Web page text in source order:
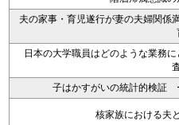
夫の家事・育児遂行が妻の夫婦関係
日本の大学職員はどのような業務
子はかすがいの統計的検証
核家族における夫